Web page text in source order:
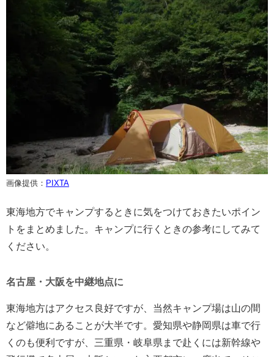
画像提供： PIXTA
東海地方でキャンプするときに気をつけておきたいポイン
トをまとめました。キャンプに行くときの参考にしてみて
ください。
名古屋・大阪を中継地点に
東海地方はアクセス良好ですが、当然キャンプ場は山の間
など僻地にあることが大半です。愛知県や静岡県は車で行
くのも便利ですが、三重県・岐阜県まで赴くには新幹線や